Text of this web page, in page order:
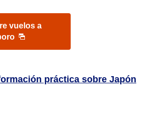
vuelos a
práctica sobre Japón